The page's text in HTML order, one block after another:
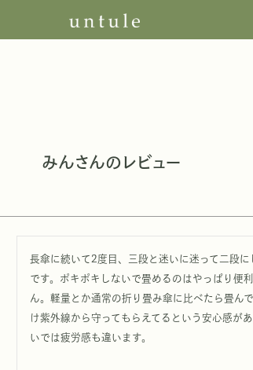
みんさんのレビュー
長傘に続いて2度目、三段と迷いに迷って二段
です。ポキポキしないで畳めるのはやっぱり便
ん。軽量とか通常の折り畳み傘に比べたら畳ん
け紫外線から守ってもらえてるという安心感が
いでは疲労感も違います。